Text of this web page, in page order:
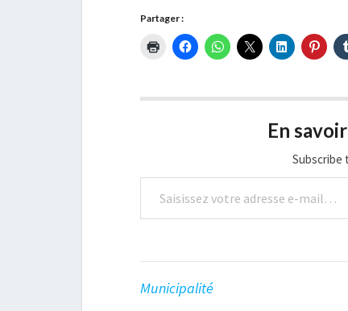
Partager :
En
Subscribe
Saisissez votre adresse e-mail…
Municipalité